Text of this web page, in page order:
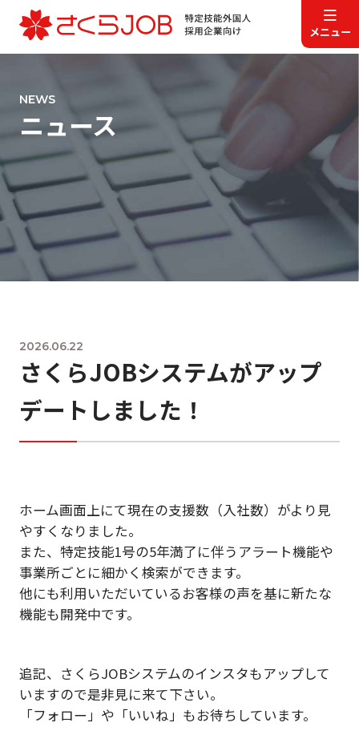
NEWS
ニュース
2026.06.22
さくらJOBシステムがアップ
デートしました！
ホーム画面上にて現在の支援数（入社数）がより見
やすくなりました。
また、特定技能1号の5年満了に伴うアラート機能や
事業所ごとに細かく検索ができます。
他にも利用いただいているお客様の声を基に新たな
機能も開発中です。
追記、さくらJOBシステムのインスタもアップして
いますので是非見に来て下さい。
「フォロー」や「いいね」もお待ちしています。